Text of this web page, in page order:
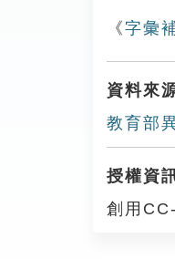
《字彙
資料來
教育部
授權資
創用